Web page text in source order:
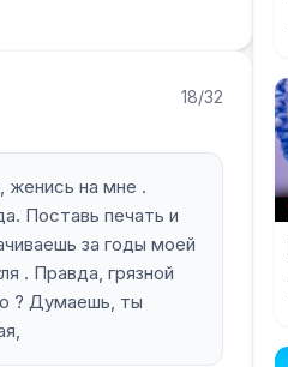
18/32
женись на мне .
Поставь печать и
за годы моей
. Правда, грязной
? Думаешь, ты